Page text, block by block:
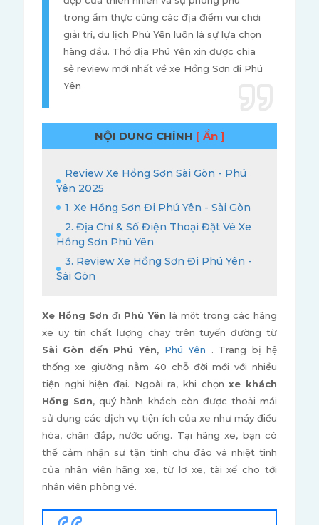
trong ẩm thực cùng các địa điểm vui chơi
giải trí, du lịch Phú Yên luôn là sự lựa chọn
hàng đầu. Thổ địa Phú Yên xin được chia
sẻ review mới nhất về xe Hồng Sơn đi Phú
Yên
NỘI DUNG CHÍNH [ Ẩn ]
Review Xe Hồng Sơn Sài Gòn - Phú
Yên 2025
1. Xe Hồng Sơn Đi Phú Yên - Sài Gòn
2. Địa Chỉ & Số Điện Thoại Đặt Vé Xe
Hồng Sơn Phú Yên
3. Review Xe Hồng Sơn Đi Phú Yên -
Sài Gòn
Xe Hồng Sơn đi Phú Yên là một trong các hãng
xe uy tín chất lượng chạy trên tuyến đường từ
Sài Gòn đến Phú Yên, Phú Yên . Trang bị hệ
thống xe giường nằm 40 chỗ đời mới với nhiều
tiện nghi hiện đại. Ngoài ra, khi chọnxe khách
Hồng Sơn, quý hành khách còn được thoải mái
sử dụng các dịch vụ tiện ích của xe như máy điều
hòa, chăn đắp, nước uống. Tại hãng xe, bạn có
thể cảm nhận sự tận tình chu đáo và nhiệt tình
của nhân viên hãng xe, từ lơ xe, tài xế cho tới
nhân viên phòng vé.